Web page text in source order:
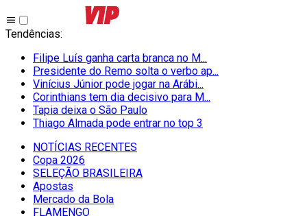
Tendências:
Filipe Luís ganha carta branca no M...
Presidente do Remo solta o verbo ap...
Vinícius Júnior pode jogar na Arábi...
Corinthians tem dia decisivo para M...
Tapia deixa o São Paulo
Thiago Almada pode entrar no top 3
NOTÍCIAS RECENTES
Copa 2026
SELEÇÃO BRASILEIRA
Apostas
Mercado da Bola
FLAMENGO